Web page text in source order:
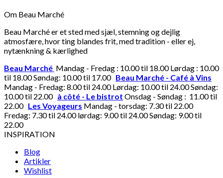
Om Beau Marché
Beau Marché er et sted med sjæl, stemning og dejlig
atmosfære, hvor ting blandes frit, med tradition - eller ej,
nytænkning & kærlighed
Beau Marché Mandag - Fredag : 10.00 til 18.00 Lørdag : 10.00
til 18.00 Søndag: 10.00 til 17.00 Beau Marché - Café à Vins
Mandag - Fredag: 8.00 til 24.00 Lørdag: 10.00 til 24.00 Søndag:
10.00 til 22.00 à côté - Le bistrot Onsdag - Søndag : 11.00 til
22.00 Les Voyageurs Mandag - torsdag: 7.30 til 22.00
Fredag: 7.30 til 24.00 lørdag: 9.00 til 24.00 Søndag: 9.00 til
22.00
INSPIRATION
Blog
Artikler
Wishlist